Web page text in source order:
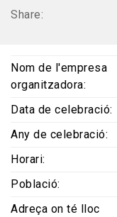
Share:
Nom de l'empresa
organitzadora
Data de celebració
Any de celebració
Horari
Població
Adreça on té lloc